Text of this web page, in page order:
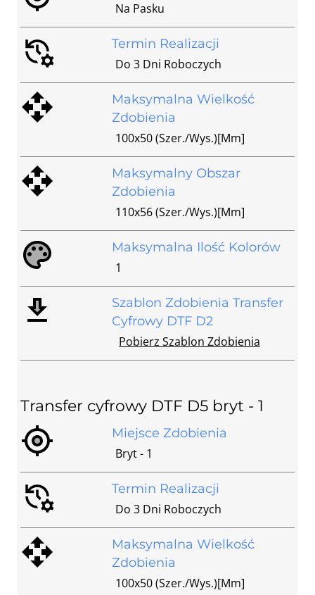
Na Pasku
Termin Realizacji
Do 3 Dni Roboczych
Maksymalna Wielkość
Zdobienia
100x50 (szer./wys.)[mm]
Maksymalny Obszar
Zdobienia
110x56 (szer./wys.)[mm]
Maksymalna Ilość Kolorów
1
Szablon Zdobienia Transfer
Cyfrowy DTF D2
Pobierz Szablon Zdobienia
Transfer cyfrowy DTF D5 bryt - 1
Miejsce Zdobienia
Bryt - 1
Termin Realizacji
Do 3 Dni Roboczych
Maksymalna Wielkość
Zdobienia
100x50 (szer./wys.)[mm]